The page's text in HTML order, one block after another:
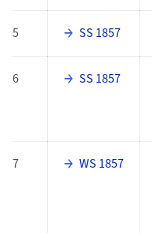
5 SS 1857
6 SS 1857
7 WS 1857